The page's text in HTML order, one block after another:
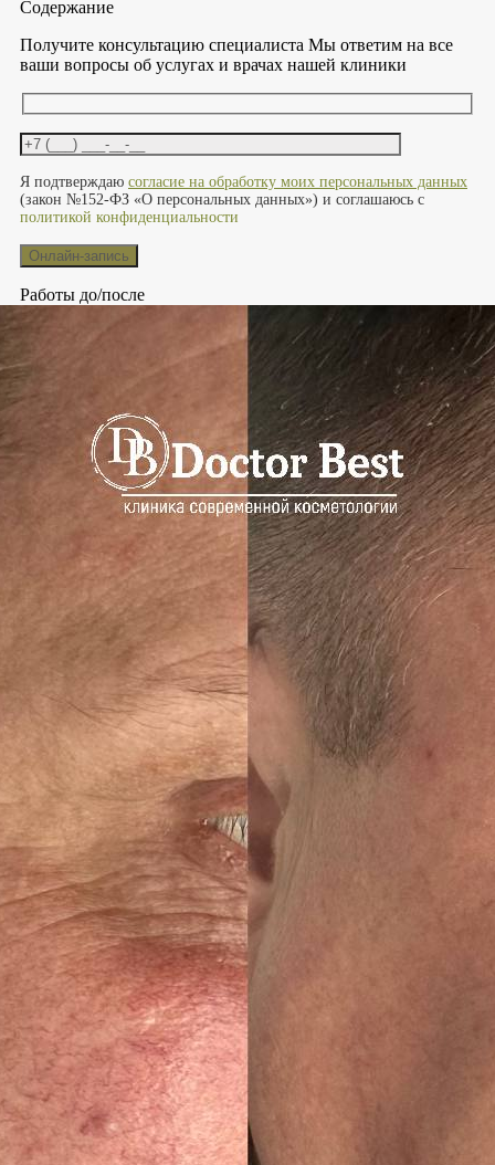
Содержание
Получите консультацию специалиста Мы ответим на все
ваши вопросы об услугах и врачах нашей клиники
Я подтверждаю согласие на обработку моих персональных данных
(закон №152-ФЗ «О персональных данных») и соглашаюсь с
политикой конфиденциальности
Работы до/после